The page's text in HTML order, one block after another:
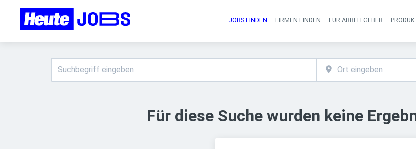
JOBS FINDEN FIRMEN FINDEN FÜR ARBEITGEBER
Für diese Suche wurden keine